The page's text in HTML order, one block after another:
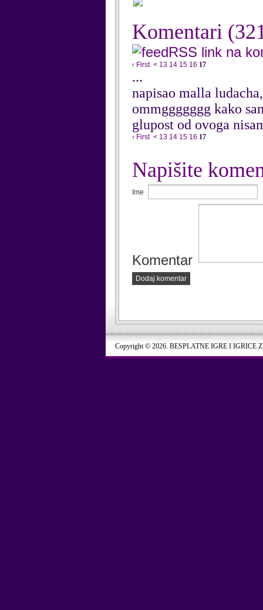
Komentari
RSS link na
‹ First < 13 14 15 16 17
...
napisao malla
ommggggggg kako
glupost od ovoga
‹ First < 13 14 15 16 17
Napišite
Ime
Komentar
Dodaj komentar
Copyright © 2026. BESPLATNE IGRE I IGRICE